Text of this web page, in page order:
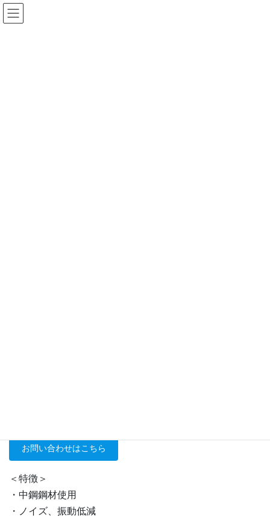
お問い合わせはこちら
＜特徴＞
・中鋼鋼材使用
・ノイズ、振動低減